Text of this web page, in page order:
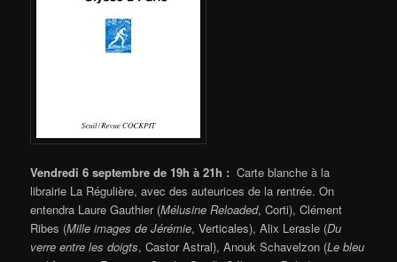
Vendredi 6 septembre de 19h à 21h : Carte blanche à la
librairie La Régulière, avec des auteurices de la rentrée. On
entendra Laure Gauthier(Mélusine Reloaded, Corti),Clément
Ribes (Mille images de Jérémie, Verticales), Alix Lerasle (Du
verre entre les doigts, Castor Astral),Anouk Schavelzon (Le bleu